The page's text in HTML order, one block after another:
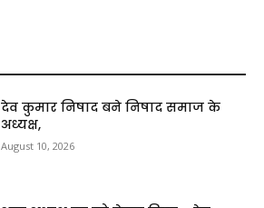
देव कुमार निषाद बने निषाद समाज के
अध्यक्ष,
August 10, 2026